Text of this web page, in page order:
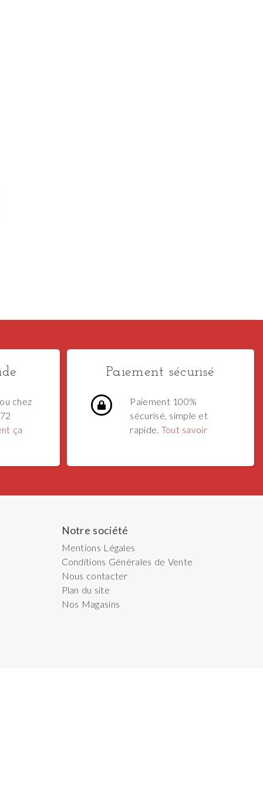
ou chez
ça
Paiement sécurisé
Paiement 100%
sécurisé, simple et
rapide. Tout savoir
Notre société
Mentions Légales
Conditions Générales de Vente
Nous contacter
Plan du site
Nos Magasins